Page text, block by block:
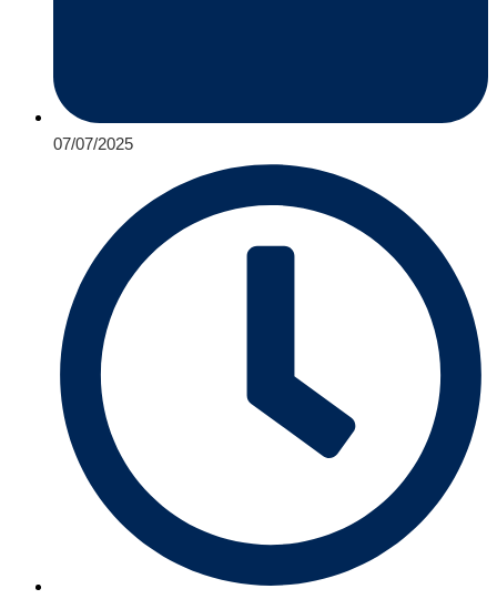
07/07/2025